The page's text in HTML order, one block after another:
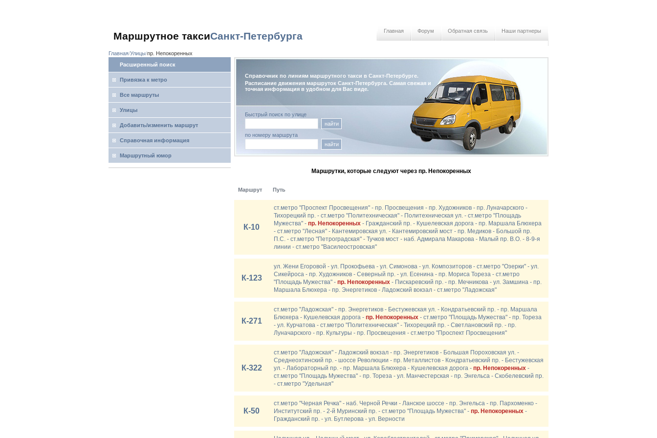
Маршрутное таксиСанкт-Петербурга Главная Форум Обратная связь Наши партнеры
Главная Улицы пр. Непокоренных
Расширенный поиск
Привязка к метро
Все маршруты
Улицы
Добавить/изменить маршрут
Справочная информация
Маршрутный юмор
Справочник по линиям маршрутного такси в Санкт-Петербурге.
Расписание движения маршруток Санкт-Петербурга. Самая свежая и
точная информация в удобном для Вас виде.
Быстрый поиск по улице
найти
по номеру маршрута
найти
Маршрутки, которые следуют через пр. Непокоренных
Маршрут Путь
К-10
ст.метро "Проспект Просвещения" - пр. Просвещения - пр. Художников - пр. Луначарского -
Тихорецкий пр. - ст.метро "Политехническая" - Политехническая ул. - ст.метро "Площадь
Мужества" - пр. Непокоренных - Гражданский пр. - Кушелевская дорога - пр. Маршала Блюхера
- ст.метро "Лесная" - Кантемировская ул. - Кантемировский мост - пр. Медиков - Большой пр.
П.С. - ст.метро "Петроградская" - Тучков мост - наб. Адмирала Макарова - Малый пр. В.О. - 8-9-я
линии - ст.метро "Василеостровская"
К-123
ул. Жени Егоровой - ул. Прокофьева - ул. Симонова - ул. Композиторов - ст.метро "Озерки" - ул.
Сикейроса - пр. Художников - Северный пр. - ул. Есенина - пр. Мориса Тореза - ст.метро
"Площадь Мужества" - пр. Непокоренных - Пискаревский пр. - пр. Мечникова - ул. Замшина - пр.
Маршала Блюхера - пр. Энергетиков - Ладожский вокзал - ст.метро "Ладожская"
К-271
ст.метро "Ладожская" - пр. Энергетиков - Бестужевская ул. - Кондратьевский пр. - пр. Маршала
Блюхера - Кушелевская дорога - пр. Непокоренных - ст.метро "Площадь Мужества" - пр. Тореза
- ул. Курчатова - ст.метро "Политехническая" - Тихорецкий пр. - Светлановский пр. - пр.
Луначарского - пр. Культуры - пр. Просвещения - ст.метро "Проспект Просвещения"
К-322
ст.метро "Ладожская" - Ладожский вокзал - пр. Энергетиков - Большая Пороховская ул. -
Среднеохтинский пр. - шоссе Революции - пр. Металлистов - Кондратьевский пр. - Бестужевская
ул. - Лабораторный пр. - пр. Маршала Блюхера - Кушелевская дорога - пр. Непокоренных -
ст.метро "Площадь Мужества" - пр. Тореза - ул. Манчестерская - пр. Энгельса - Скобелевский пр.
- ст.метро "Удельная"
К-50
ст.метро "Черная Речка" - наб. Черной Речки - Ланское шоссе - пр. Энгельса - пр. Пархоменко -
Институтский пр. - 2-й Муринский пр. - ст.метро "Площадь Мужества" - пр. Непокоренных -
Гражданский пр. - ул. Бутлерова - ул. Верности